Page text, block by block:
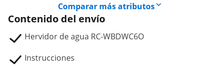
Comparar más atributos
Contenido del envío
Hervidor de agua RC-WBDWC6O
Instrucciones